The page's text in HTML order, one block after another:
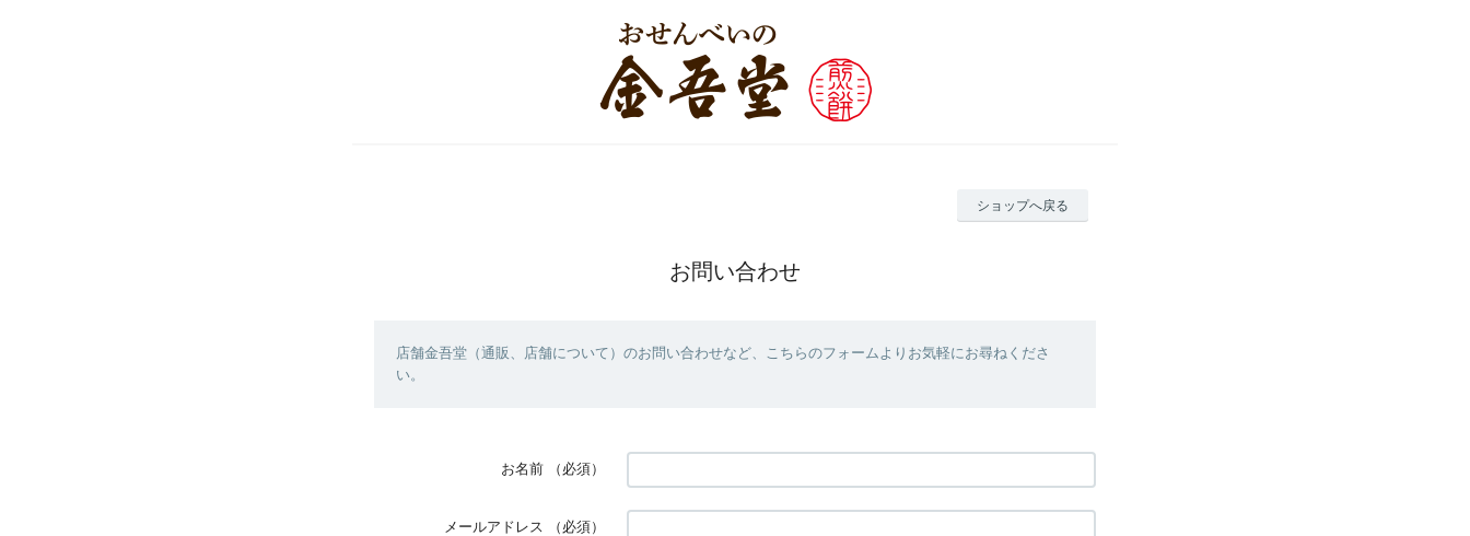
ショップへ戻る
お問い合わせ
店舗金吾堂（通販、店舗について）のお問い合わせなど、こちらのフォームよりお気軽にお尋ねくださ
い。
お名前 （必須）
メールアドレス （必須）